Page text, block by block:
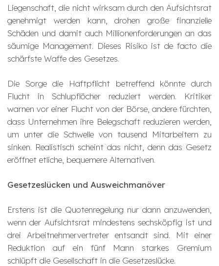
Liegenschaft, die nicht wirksam durch den Aufsichtsrat
genehmigt werden kann, drohen große finanzielle
Schäden und damit auch Millionenforderungen an das
säumige Management. Dieses Risiko ist de facto die
schärfste Waffe des Gesetzes.
Die Sorge die Haftpflicht betreffend könnte durch
Flucht in Schlupflöcher reduziert werden. Kritiker
warnen vor einer Flucht von der Börse, andere fürchten,
dass Unternehmen ihre Belegschaft reduzieren werden,
um unter die Schwelle von tausend Mitarbeitern zu
sinken. Realistisch scheint das nicht, denn das Gesetz
eröffnet etliche, bequemere Alternativen.
Gesetzeslücken und Ausweichmanöver
Erstens ist die Quotenregelung nur dann anzuwenden,
wenn der Aufsichtsrat mindestens sechsköpfig ist und
drei Arbeitnehmervertreter entsandt sind. Mit einer
Reduktion auf ein fünf Mann starkes Gremium
schlüpft die Gesellschaft in die Gesetzeslücke.